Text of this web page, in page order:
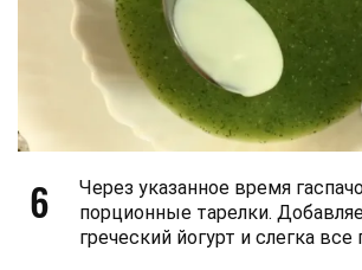
6
Через указанное время
порционные тарелки.
греческий йогурт и слегка